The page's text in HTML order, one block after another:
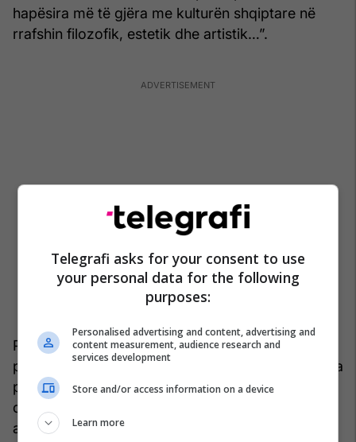
hapësira më të gjëra me kulturën shqiptare në
rrafshin filozofik, estetik dhe artistik…”.
Profesori do largohej pa zë dhe pak nga pak plot
pesë vjet më parë, shpesh duke përsëritur te vetja
por kudo atë që kishin dhënë rilindësit, me një
degë të së cilës kishte lidhje direkte. Dhe, sërish,
ai, ish-partizani 14-vjeçar që luftoi për çlirimin e
Telegrafi asks for your consent to use
your personal data for the following
purposes:
Personalised advertising and content, advertising and
content measurement, audience research and
services development
Store and/or access information on a device
Learn more